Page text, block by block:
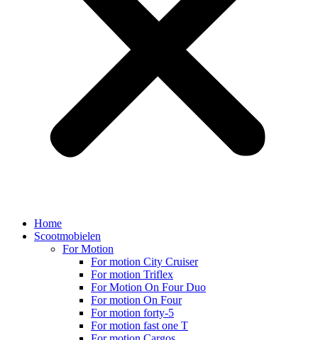
Home
Scootmobielen
For Motion
For motion City Cruiser
For motion Triflex
For Motion On Four Duo
For motion On Four
For motion forty-5
For motion fast one T